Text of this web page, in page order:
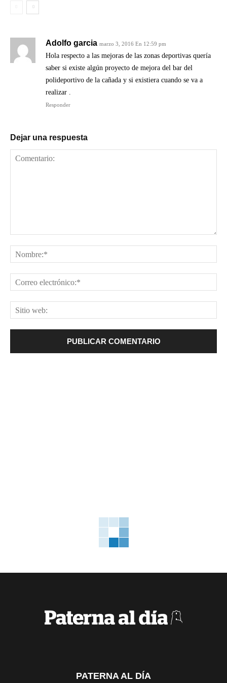
Adolfo garcia marzo 3, 2016 En 12:59 pm
Hola respecto a las mejoras de las zonas deportivas quería
saber si existe algún proyecto de mejora del bar del
polideportivo de la cañada y si existiera cuando se va a
realizar .
Responder
Dejar una respuesta
PATERNA AL DÍA